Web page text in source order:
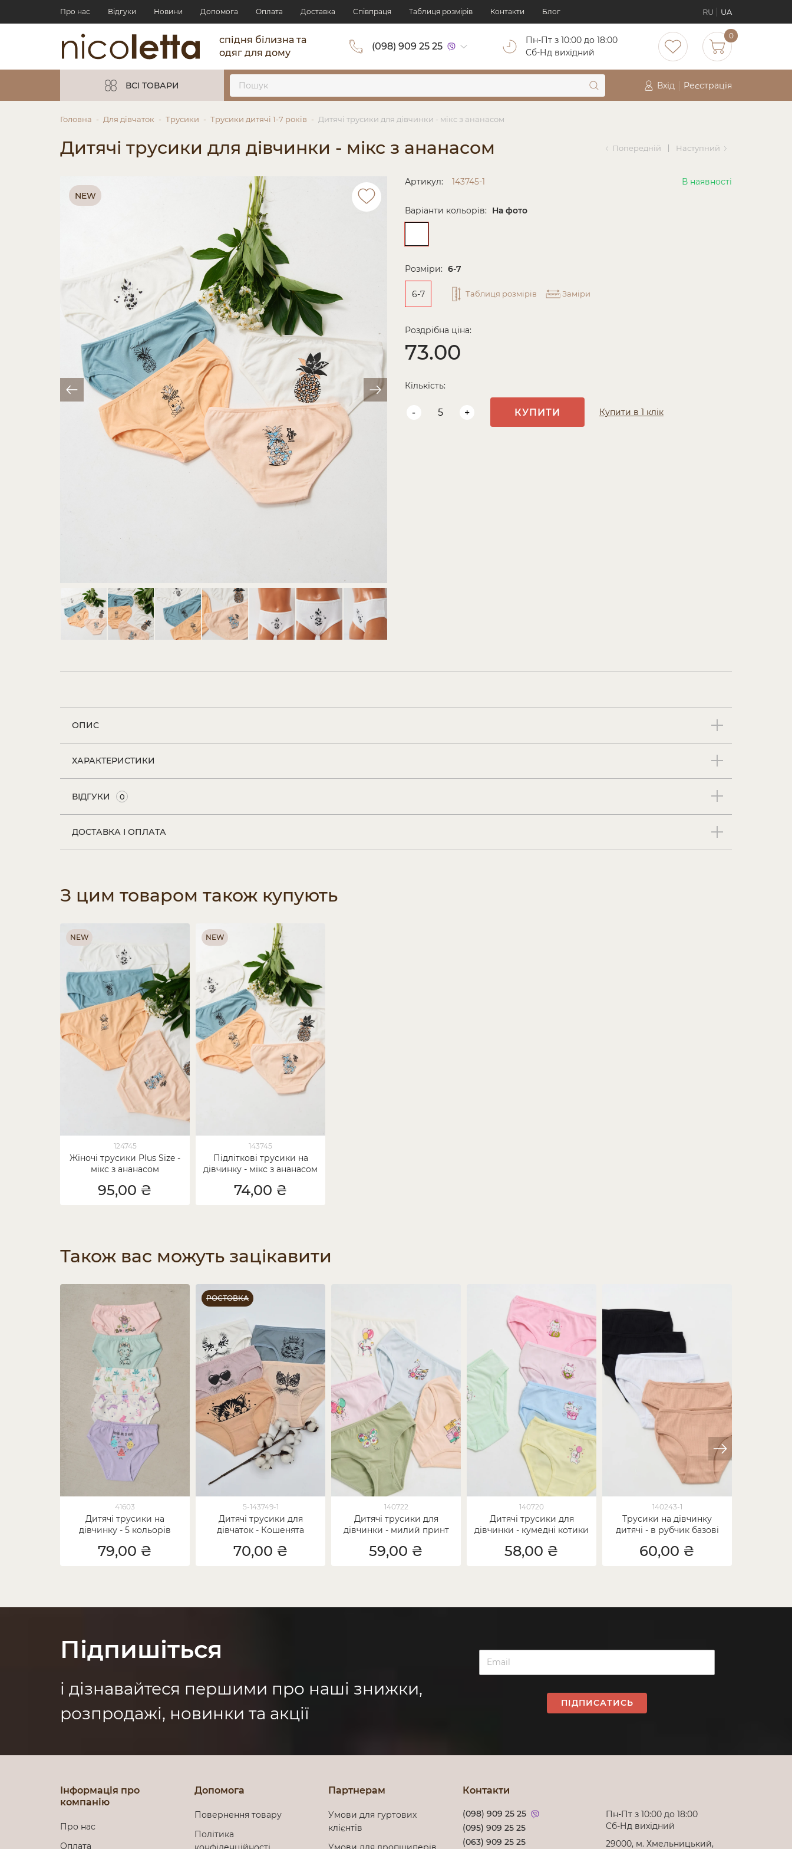
Про нас Відгуки Новини Допомога Оплата Доставка Cпівпраця Таблиця розмірів Контакти Блог RU UA
спідня білизна та
одяг для дому
(098) 909 25 25
Пн-Пт з 10:00 до 18:00
Cб-Нд вихідний
0
ВСІ ТОВАРИ Вхід Реєстрація
Головна Для дівчаток Трусики Трусики дитячі 1-7 років Дитячі трусики для дівчинки - мікс з ананасом
Дитячі трусики для дівчинки - мікс з ананасом Попередній Наступний
NEW
Артикул: 143745-1 В наявності
Варіанти кольорів: На фото
Розміри: 6-7
6-7 Таблиця розмірів Заміри
Роздрібна ціна:
73.00
Кількість:
- + КУПИТИ Купити в 1 клік
ОПИС
ХАРАКТЕРИСТИКИ
ВІДГУКИ 0
ДОСТАВКА І ОПЛАТА
З цим товаром також купують
NEW
124745
Жіночі трусики Plus Size -
мікс з ананасом
95,00 ₴
NEW
143745
Підліткові трусики на
дівчинку - мікс з ананасом
74,00 ₴
Також вас можуть зацікавити
41603
Дитячі трусики на
дівчинку - 5 кольорів
79,00 ₴
РОСТОВКА
5-143749-1
Дитячі трусики для
дівчаток - Кошенята
70,00 ₴
140722
Дитячі трусики для
дівчинки - милий принт
59,00 ₴
140720
Дитячі трусики для
дівчинки - кумедні котики
58,00 ₴
140243-1
Трусики на дівчинку
дитячі - в рубчик базові
60,00 ₴
Підпишіться
і дізнавайтеся першими про наші знижки,
розпродажі, новинки та акції
ПІДПИСАТИСЬ
Інформація про
компанію
Про нас
Оплата
Допомога
Повернення товару
Політика
Партнерам
Умови для гуртових
клієнтів
Контакти
(098) 909 25 25
(095) 909 25 25
(063) 909 25 25
Пн-Пт з 10:00 до 18:00
Cб-Нд вихідний
29000, м. Хмельницький,